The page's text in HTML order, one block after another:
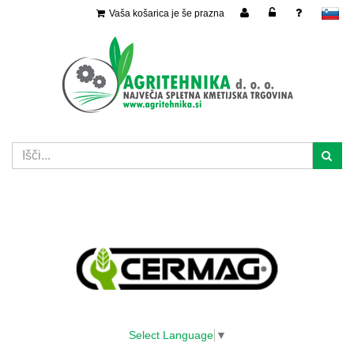
slovensko
Vaša košarica je še prazna
Select Language ▼